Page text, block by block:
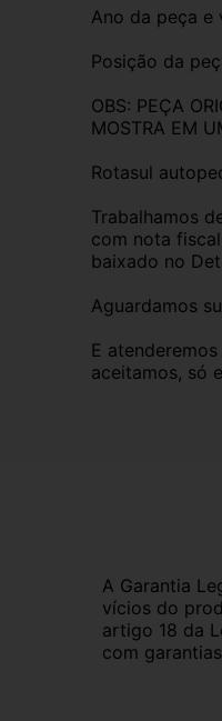
Ano da peça e
Posição da
OBS: PEÇA
MOSTRA EM
Rotasul
Trabalhamos
com nota
baixado no
Aguardamos
E
aceitamos, só
A Garantia
vícios do
artigo 18 da
com